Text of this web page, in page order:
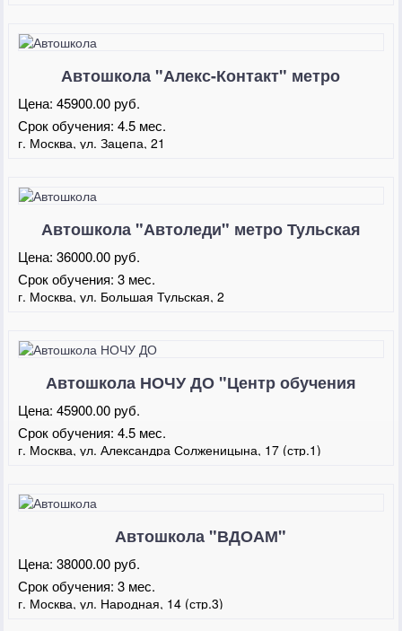
Автошкола "Алекс-Контакт" метро
Цена:45900.00 руб.
Срок обучения:4.5 мес.
г. Москва, ул. Зацепа, 21
Автошкола "Автоледи" метро Тульская
Цена:36000.00 руб.
Срок обучения:3 мес.
г. Москва, ул. Большая Тульская, 2
Автошкола НОЧУ ДО "Центр обучения
вождению" Таганская
Цена:45900.00 руб.
Срок обучения:4.5 мес.
г. Москва, ул. Александра Солженицына, 17 (стр.1)
Автошкола "ВДОАМ"
Цена:38000.00 руб.
Срок обучения:3 мес.
г. Москва, ул. Народная, 14 (стр.3)